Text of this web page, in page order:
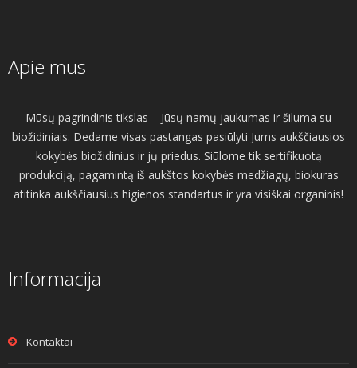
Apie mus
Mūsų pagrindinis tikslas – Jūsų namų jaukumas ir šiluma su
biožidiniais. Dedame visas pastangas pasiūlyti Jums aukščiausios
kokybės biožidinius ir jų priedus. Siūlome tik sertifikuotą
produkciją, pagamintą iš aukštos kokybės medžiagų, biokuras
atitinka aukščiausius higienos standartus ir yra visiškai organinis!
Informacija
Kontaktai